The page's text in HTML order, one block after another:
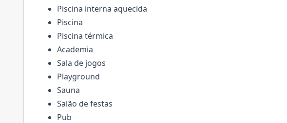
Piscina interna aquecida
Piscina
Piscina térmica
Academia
Sala de jogos
Playground
Sauna
Salão de festas
Pub